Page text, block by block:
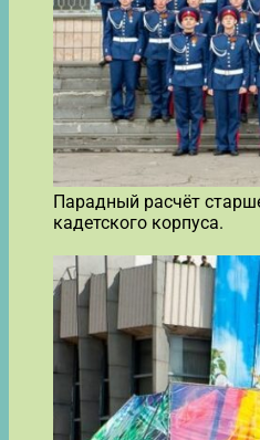
Парадный расчёт
кадетского корпуса.